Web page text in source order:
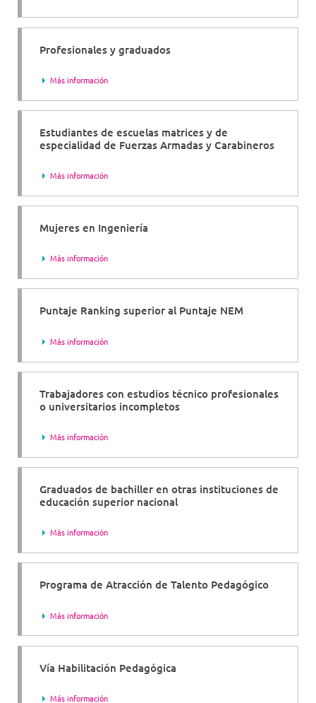
Profesionales y graduados
Más información
Estudiantes de escuelas matrices y de
especialidad de Fuerzas Armadas y Carabineros
Más información
Mujeres en Ingeniería
Más información
Puntaje Ranking superior al Puntaje NEM
Más información
Trabajadores con estudios técnico profesionales
o universitarios incompletos
Más información
Graduados de bachiller en otras instituciones de
educación superior nacional
Más información
Programa de Atracción de Talento Pedagógico
Más información
Vía Habilitación Pedagógica
Más información